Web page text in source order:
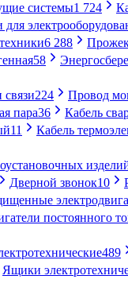
системы1 724
для
6 288
58
связи224
Провод
пара36
Кабель
11
Кабель
Дверной звонок10
постоянного
489
Ящики